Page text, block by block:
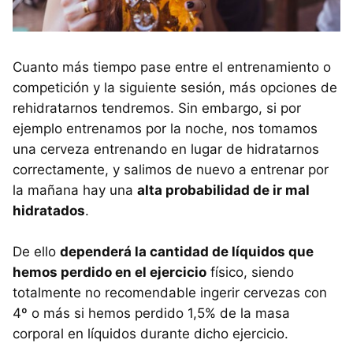
Cuanto más tiempo pase entre el entrenamiento o
competición y la siguiente sesión, más opciones de
rehidratarnos tendremos. Sin embargo, si por
ejemplo entrenamos por la noche, nos tomamos
una cerveza entrenando en lugar de hidratarnos
correctamente, y salimos de nuevo a entrenar por
la mañana hay una alta probabilidad de ir mal
hidratados.
De ello dependerá la cantidad de líquidos que
hemos perdido en el ejercicio físico, siendo
totalmente no recomendable ingerir cervezas con
4º o más si hemos perdido 1,5% de la masa
corporal en líquidos durante dicho ejercicio.